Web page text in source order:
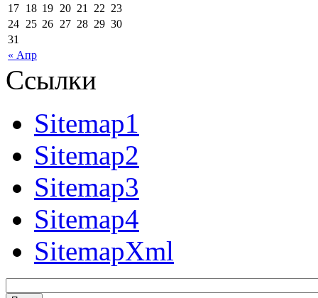
« Апр
17 18 19 20 21 22 23
24 25 26 27 28 29 30
31
Ссылки
Sitemap1
Sitemap2
Sitemap3
Sitemap4
SitemapXml